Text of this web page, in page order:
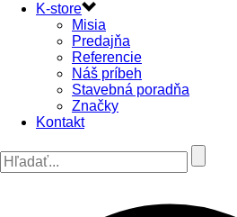
K-store
Misia
Predajňa
Referencie
Náš príbeh
Stavebná poradňa
Značky
Kontakt